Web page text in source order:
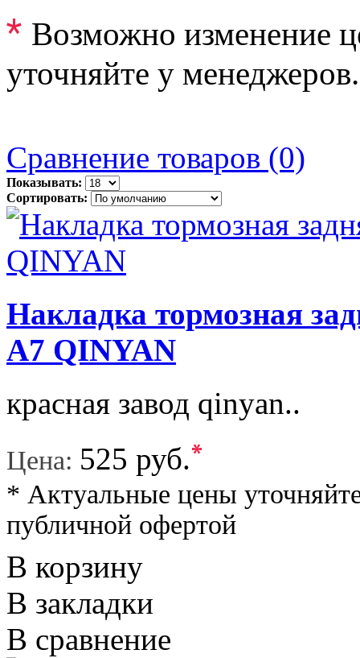
* Возможно изменение
уточняйте у менеджеров.
Сравнение товаров (0)
Показывать:
Сортировать:
Накладка тормозная
A7 QINYAN
красная завод qinyan..
Цена: 525 руб.*
* Актуальные цены
публичной офертой
В корзину
В закладки
В сравнение